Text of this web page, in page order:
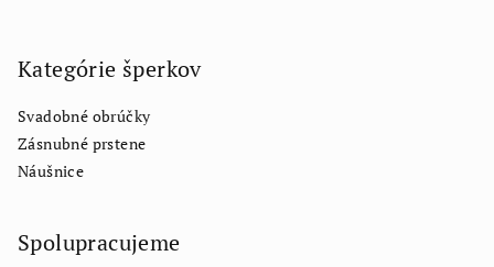
Kategórie šperkov
Svadobné obrúčky
Zásnubné prstene
Náušnice
Spolupracujeme